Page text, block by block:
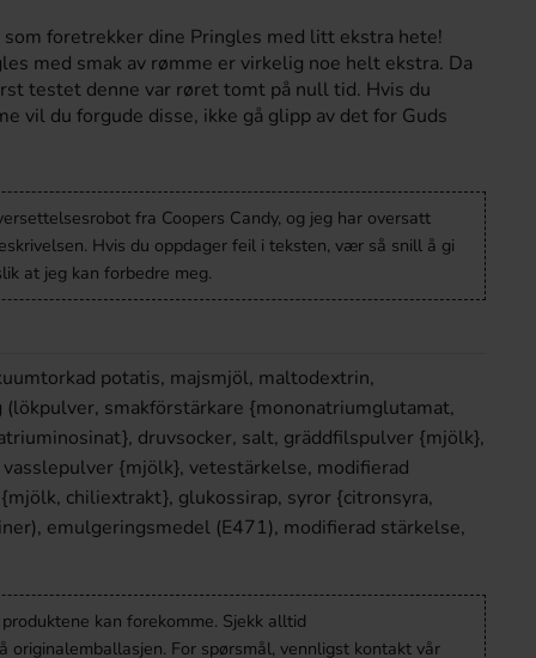
Köp Köp
som foretrekker dine Pringles med litt ekstra hete!
med smak av rømme er virkelig noe helt ekstra. Da
testet denne var røret tomt på null tid. Hvis du
vil du forgude disse, ikke gå glipp av det for Guds
fra Coopers Candy, og jeg har oversatt
Hvis du oppdager feil i teksten, vær så snill å gi
at jeg kan forbedre meg.
potatis, majsmjöl, maltodextrin,
smakförstärkare {mononatriumglutamat,
druvsocker, salt, gräddfilspulver {mjölk},
{mjölk}, vetestärkelse, modifierad
chiliextrakt}, glukossirap, syror {citronsyra,
emulgeringsmedel (E471), modifierad stärkelse,
kan forekomme. Sjekk alltid
originalemballasjen. For spørsmål, vennligst kontakt vår